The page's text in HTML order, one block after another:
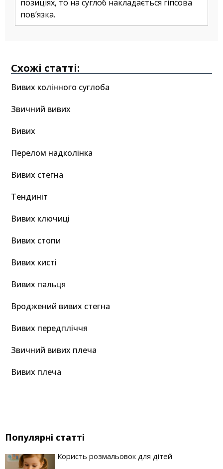
позиціях, то на суглоб накладається гіпсова
пов’язка.
Схожі статті:
Вивих колінного суглоба
Звичний вивих
Вивих
Перелом надколінка
Вивих стегна
Тендиніт
Вивих ключиці
Вивих стопи
Вивих кисті
Вивих пальця
Вроджений вивих стегна
Вивих передпліччя
Звичний вивих плеча
Вивих плеча
Популярні статті
Користь розмальовок для дітей